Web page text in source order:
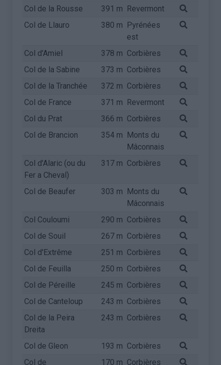
Col de la Rousse
391 m Revermont
Col de Llauro
380 m Pyrénées
est
Col d'Amiel
378 m Corbières
Col de la Sabine
373 m Corbières
Col de la Tranchée
372 m Corbières
Col de France
371 m Revermont
Col du Prat
366 m Corbières
Col de Brancion
354 m Monts du
Mâconnais
Col d'Alaric (ou du
Fer a Cheval)
317 m Corbières
Col de Beaufer 303 m Monts du
Mâconnais
Col Couloumi
290 m Corbières
Col de Souil
267 m Corbières
Col d'Extrême
251 m Corbières
Col de Feuilla
250 m Corbières
Col de Péreille
245 m Corbières
Col de Canteloup
243 m Corbières
Col de la Peira
Dreita
243 m Corbières
Col de Gleon 193 m Corbières
Col de
170 m Corbières